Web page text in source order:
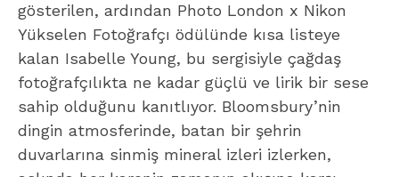
gösterilen, ardından Photo London x Nikon
Yükselen Fotoğrafçı ödülünde kısa listeye
kalan Isabelle Young, bu sergisiyle çağdaş
fotoğrafçılıkta ne kadar güçlü ve lirik bir sese
sahip olduğunu kanıtlıyor. Bloomsbury’nin
dingin atmosferinde, batan bir şehrin
duvarlarına sinmiş mineral izleri izlerken,